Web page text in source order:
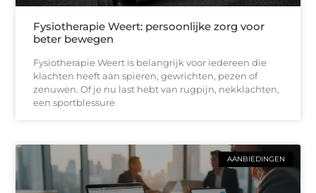
Fysiotherapie Weert: persoonlijke zorg voor
beter bewegen
Fysiotherapie Weert is belangrijk voor iedereen die
klachten heeft aan spieren, gewrichten, pezen of
zenuwen. Of je nu last hebt van rugpijn, nekklachten,
een sportblessure
AANBIEDINGEN